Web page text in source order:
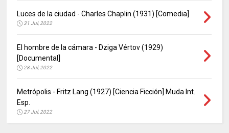
Luces de la ciudad - Charles Chaplin (1931) [Comedia]
31 Jul, 2022
El hombre de la cámara - Dziga Vértov (1929)
[Documental]
28 Jul, 2022
Metrópolis - Fritz Lang (1927) [Ciencia Ficción] Muda Int.
Esp.
27 Jul, 2022